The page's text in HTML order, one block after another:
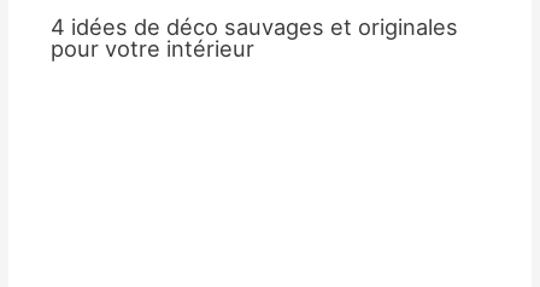
4 idées de déco sauvages et originales
pour votre intérieur